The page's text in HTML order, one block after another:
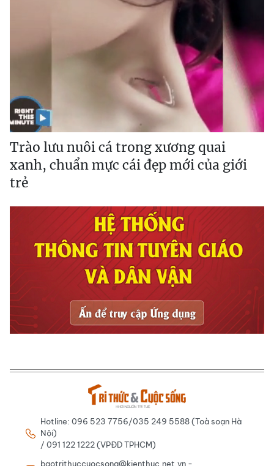
Trào lưu nuôi cá trong xương quai
xanh, chuẩn mực cái đẹp mới của giới
trẻ
Hotline: 096 523 7756/035 249 5588 (Toà soạn Hà
Nội)
/ 091 122 1222 (VPĐD TPHCM)
baotrithuccuocsong@kienthuc.net.vn -